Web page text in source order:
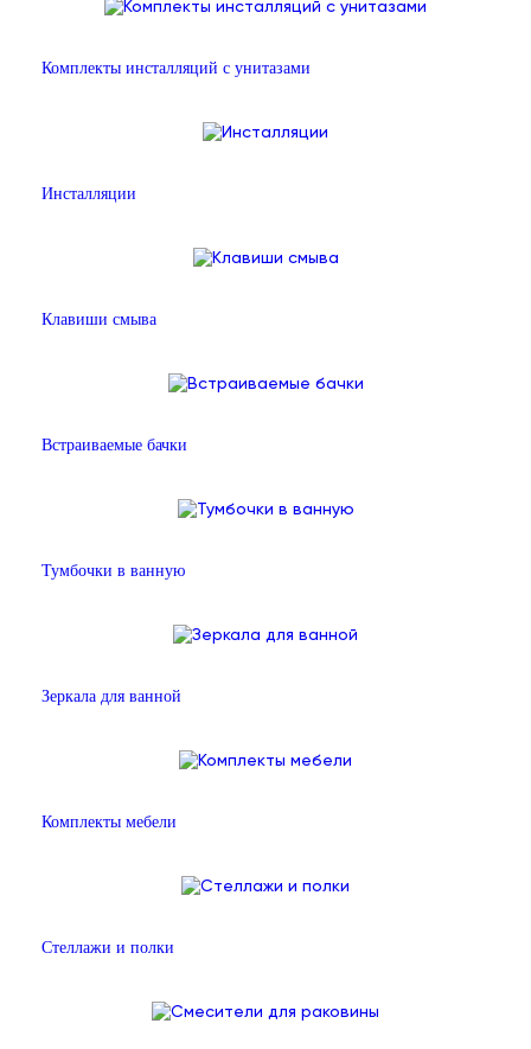
Комплекты инсталляций с унитазами
Инсталляции
Клавиши смыва
Встраиваемые бачки
Тумбочки в ванную
Зеркала для ванной
Комплекты мебели
Стеллажи и полки